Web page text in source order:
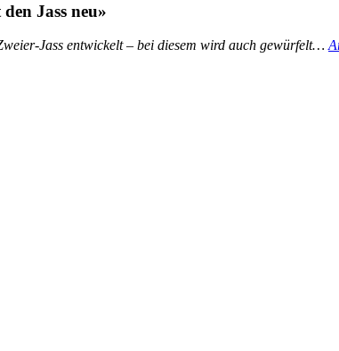
Jass neu»
Jass entwickelt – bei diesem wird auch gewürfelt…